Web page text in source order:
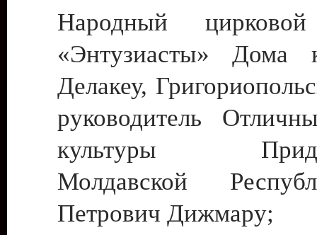
Народный цирковой
«Энтузиасты» Дома
Делакеу,
руководитель
культуры
Молдавской
Петрович Дижмару;